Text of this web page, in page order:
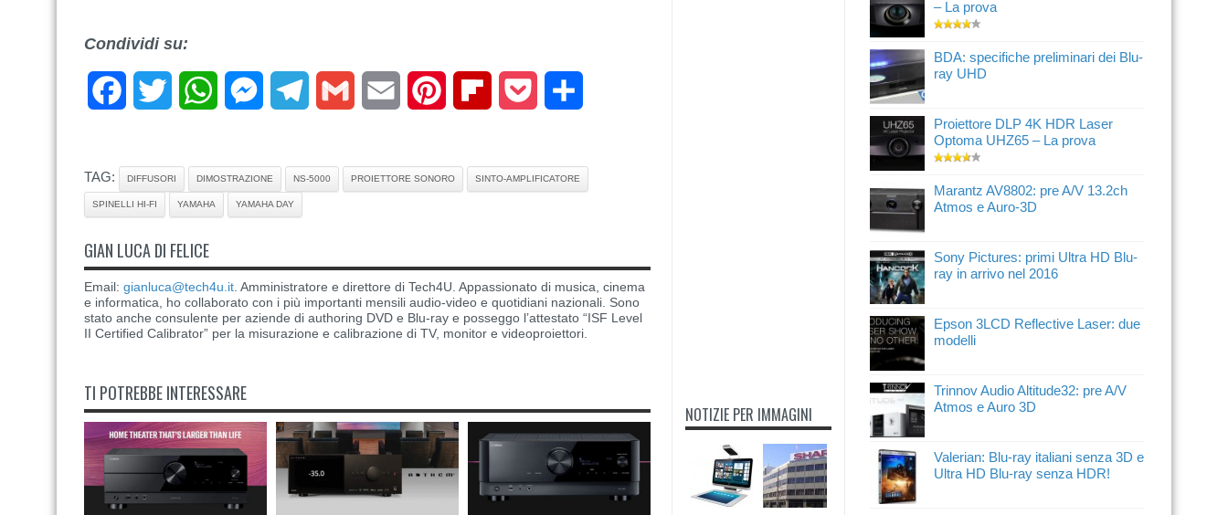
Condividi su:
FacebookTwitter WhatsAppMessengerTelegramGmail Email Pinterest FlipboardPocket
TAG: DIFFUSORI DIMOSTRAZIONE NS-5000 PROIETTORE SONORO SINTO-AMPLIFICATORE
SPINELLI HI-FI YAMAHA YAMAHA DAY
GIAN LUCA DI FELICE
Email: gianluca@tech4u.it . Amministratore e direttore di Tech4U. Appassionato di musica, cinema
e informatica, ho collaborato con i più importanti mensili audio-video e quotidiani nazionali. Sono
stato anche consulente per aziende di authoring DVD e Blu-ray e posseggo l’attestato “ISF Level
II Certified Calibrator” per la misurazione e calibrazione di TV, monitor e videoproiettori.
TI POTREBBE INTERESSARE
NOTIZIE PER IMMAGINI
– La prova
BDA: specifiche preliminari dei Blu-
ray UHD
Proiettore DLP 4K HDR Laser
Optoma UHZ65 – La prova
Marantz AV8802: pre A/V 13.2ch
Atmos e Auro-3D
Sony Pictures: primi Ultra HD Blu-
ray in arrivo nel 2016
Epson 3LCD Reflective Laser: due
modelli
Trinnov Audio Altitude32: pre A/V
Atmos e Auro 3D
Valerian: Blu-ray italiani senza 3D e
Ultra HD Blu-ray senza HDR!